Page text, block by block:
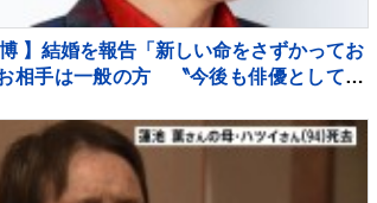
博 】結婚を報告「新しい命をさずかってお
相手は一般の方 〝今後も俳優としてミ